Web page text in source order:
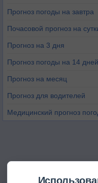
Прогноз погоды на завтра
Почасовой прогноз на
Прогноз на 3 дня
Прогноз погоды на 14 дней
Прогноз на месяц
Прогноз для водителей
Медицинский прогноз